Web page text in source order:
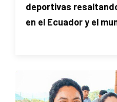
deportivas
en el Ecuador y el